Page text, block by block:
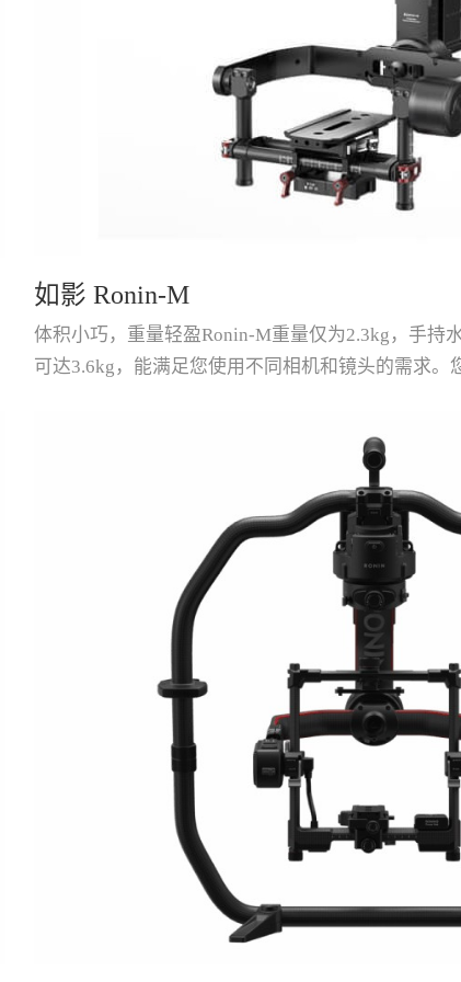
如影 Ronin-M
体积小巧，重量轻盈Ronin-M重量仅为2.3kg，手持
可达3.6kg，能满足您使用不同相机和镜头的需求。